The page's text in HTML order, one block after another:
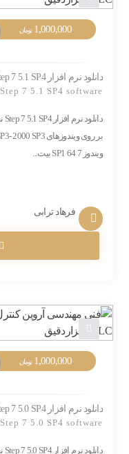
1,000,000 تومان
دانلود نرم افزار Step 7 5.1 SP4
Step 7 5.1 SP4 software
ویندوز 7 SP1 64 بیت...
فرهاد ترابی
1,000,000 تومان
دانلود نرم افزار Step 7 5.0 SP4
Step 7 5.0 SP4 software